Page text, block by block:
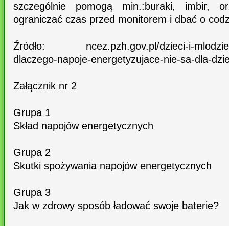
szczególnie pomogą min.:buraki, imbir,
ograniczać czas przed monitorem i dbać o
Źródło: ncez.pzh.gov.pl/dzieci-i-
dlaczego-napoje-energetyzujace-nie-sa-dla-
Załącznik nr 2
Grupa 1
Skład napojów energetycznych
Grupa 2
Skutki spożywania napojów energetycznych
Grupa 3
Jak w zdrowy sposób ładować swoje baterie?